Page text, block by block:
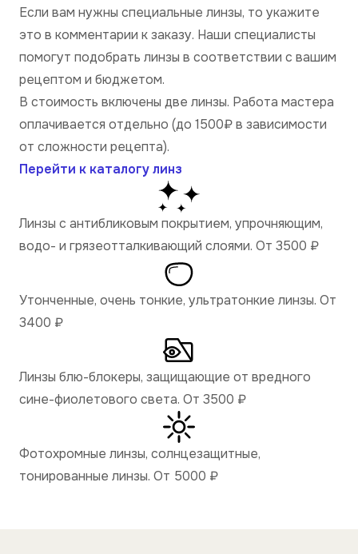
Если вам нужны специальные линзы, то укажите
это в комментарии к заказу. Наши специалисты
помогут подобрать линзы в соответствии с вашим
рецептом и бюджетом.
В стоимость включены две линзы. Работа мастера
оплачивается отдельно (до 1500₽ в зависимости
от сложности рецепта).
Перейти к каталогу линз
Линзы с антибликовым покрытием, упрочняющим,
водо- и грязеотталкивающий слоями. От 3500 ₽
Утонченные, очень тонкие, ультратонкие линзы. От
3400 ₽
Линзы блю-блокеры, защищающие от вредного
сине-фиолетового света. От 3500 ₽
Фотохромные линзы, солнцезащитные,
тонированные линзы. От 5000 ₽